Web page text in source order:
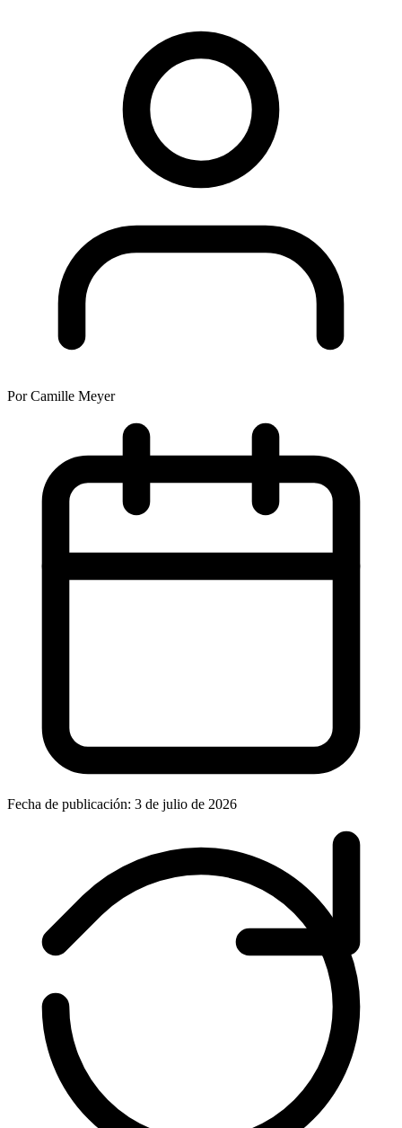
Por Camille Meyer
Fecha de publicación: 3 de julio de 2026